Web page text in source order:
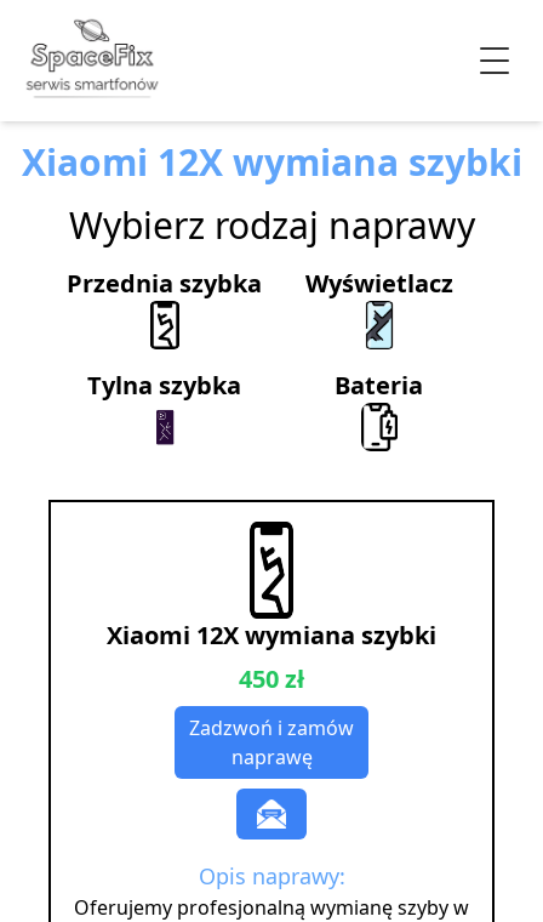
Xiaomi 12X wymiana szybki
Wybierz rodzaj naprawy
Przednia szybka Wyświetlacz
Tylna szybka Bateria
Xiaomi 12X wymiana szybki
450 zł
Zadzwoń i zamów
naprawę
Opis naprawy:
Oferujemy profesjonalną wymianę szyby w